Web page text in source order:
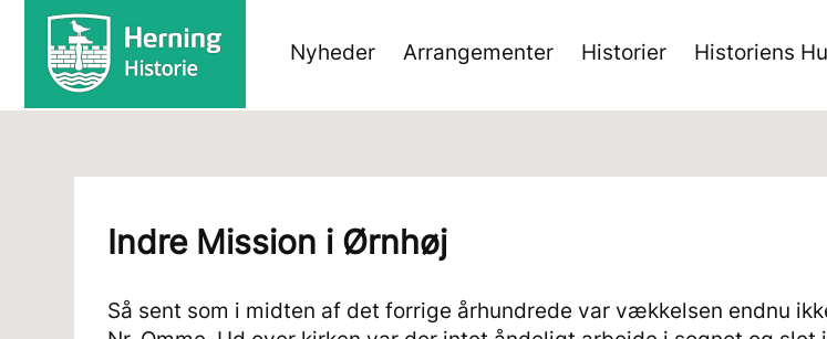
Nyheder Arrangementer Historier Historiens
Indre Mission i Ørnhøj
Så sent som i midten af det forrige århundrede var vækkelsen endnu